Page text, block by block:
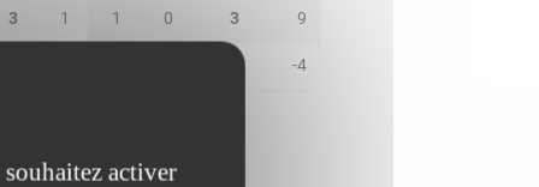
3 1 1 0 3 9
-4
activer